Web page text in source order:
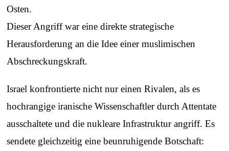
Osten.
Dieser Angriff war eine direkte strategische
Herausforderung an die Idee einer muslimischen
Abschreckungskraft.
Israel konfrontierte nicht nur einen Rivalen, als es
hochrangige iranische Wissenschaftler durch Attentate
ausschaltete und die nukleare Infrastruktur angriff. Es
sendete gleichzeitig eine beunruhigende Botschaft: